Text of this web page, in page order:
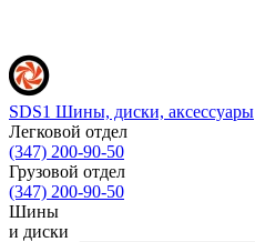
SDS1 Шины, диски, аксессуары
Легковой отдел
(347) 200-90-50
Грузовой отдел
(347) 200-90-50
Шины
и диски